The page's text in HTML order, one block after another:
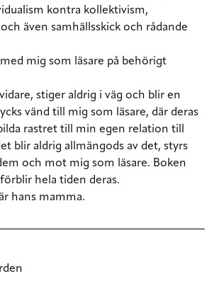
kontra kollektivism,
även samhällsskick och rådande
mig som läsare på behörigt
stiger aldrig i väg och blir en
vänd till mig som läsare, där deras
rastret till min egen relation till
blir aldrig allmängods av det, styrs
och mot mig som läsare. Boken
hela tiden deras.
hans mamma.